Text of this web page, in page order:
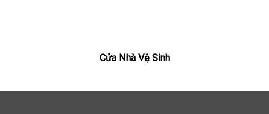
Cửa Nhà Vệ Sinh